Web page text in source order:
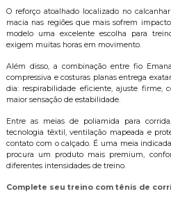
O reforço atoalhado localizado no
macia nas regiões que mais sofrem
modelo uma excelente escolha para
exigem muitas horas em movimento.
Além disso, a combinação entre fio
compressiva e costuras planas entrega
dia: respirabilidade eficiente, ajuste firme,
maior sensação de estabilidade.
Entre as meias de poliamida para
tecnologia têxtil, ventilação mapeada e
contato com o calçado. É uma meia
procura um produto mais premium,
diferentes intensidades de treino.
Complete seu treino com tênis de